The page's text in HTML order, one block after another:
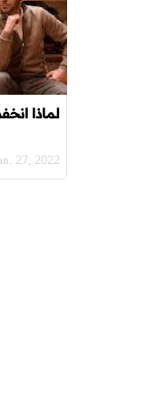
لماذا
27, 2022